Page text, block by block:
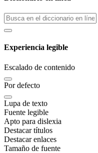
Experiencia legible
Escalado de contenido
Por defecto
Lupa de texto
Fuente legible
Apto para dislexia
Destacar títulos
Destacar enlaces
Tamaño de fuente